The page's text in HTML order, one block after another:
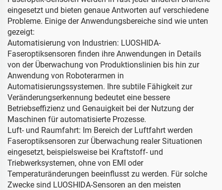
eingesetzt und bieten genaue Antworten auf verschiedene
Probleme. Einige der Anwendungsbereiche sind wie unten
gezeigt:
Automatisierung von Industrien: LUOSHIDA-
Faseroptiksensoren finden ihre Anwendungen in Details
von der Überwachung von Produktionslinien bis hin zur
Anwendung von Roboterarmen in
Automatisierungssystemen. Ihre subtile Fähigkeit zur
Veränderungserkennung bedeutet eine bessere
Betriebseffizienz und Genauigkeit bei der Nutzung der
Maschinen für automatisierte Prozesse.
Luft- und Raumfahrt: Im Bereich der Luftfahrt werden
Faseroptiksensoren zur Überwachung realer Situationen
eingesetzt, beispielsweise bei Kraftstoff- und
Triebwerksystemen, ohne von EMI oder
Temperaturänderungen beeinflusst zu werden. Für solche
Zwecke sind LUOSHIDA-Sensoren an den meisten